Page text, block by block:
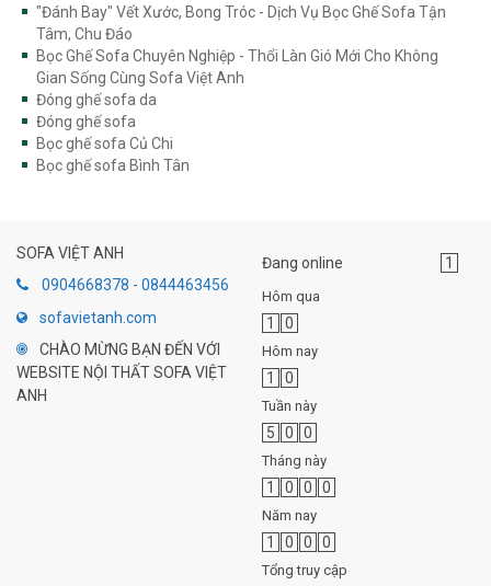
"Đánh Bay" Vết Xước, Bong Tróc - Dịch Vụ Bọc Ghế Sofa Tận
Tâm, Chu Đáo
Bọc Ghế Sofa Chuyên Nghiệp - Thổi Làn Gió Mới Cho Không
Gian Sống Cùng Sofa Việt Anh
Đóng ghế sofa da
Đóng ghế sofa
Bọc ghế sofa Củ Chi
Bọc ghế sofa Bình Tân
SOFA VIỆT ANH
0904668378 - 0844463456
sofavietanh.com
CHÀO MỪNG BẠN ĐẾN VỚI
WEBSITE NỘI THẤT SOFA VIỆT
ANH
Đang online 1
Hôm qua
1 0
Hôm nay
1 0
Tuần này
5 0 0
Tháng này
1 0 0 0
Năm nay
1 0 0 0
Tổng truy cập